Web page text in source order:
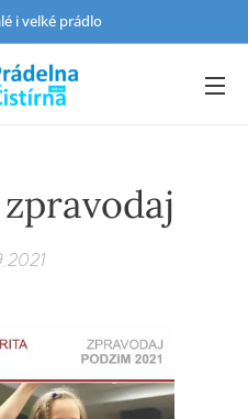
i velké prádlo